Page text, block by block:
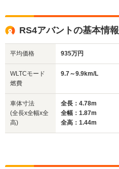
サイズ
(全長x全幅x全高)
1.41m～1.42m
全幅
1.83m
RS4アバントの基本情報
平均価格 935万円
WLTCモード
燃費
9.7～9.9km/L
車体寸法
(全長x全幅x全
高)
全長：4.78m
全幅：1.87m
全高：1.44m